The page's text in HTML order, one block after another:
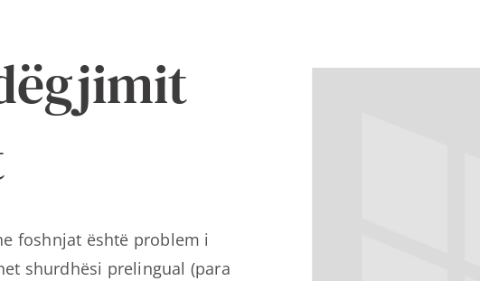
foshnjat është problem i
shurdhësi prelingual (para